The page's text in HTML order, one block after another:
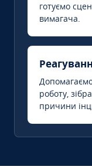
готуємо
вимагача.
роботу,
причини